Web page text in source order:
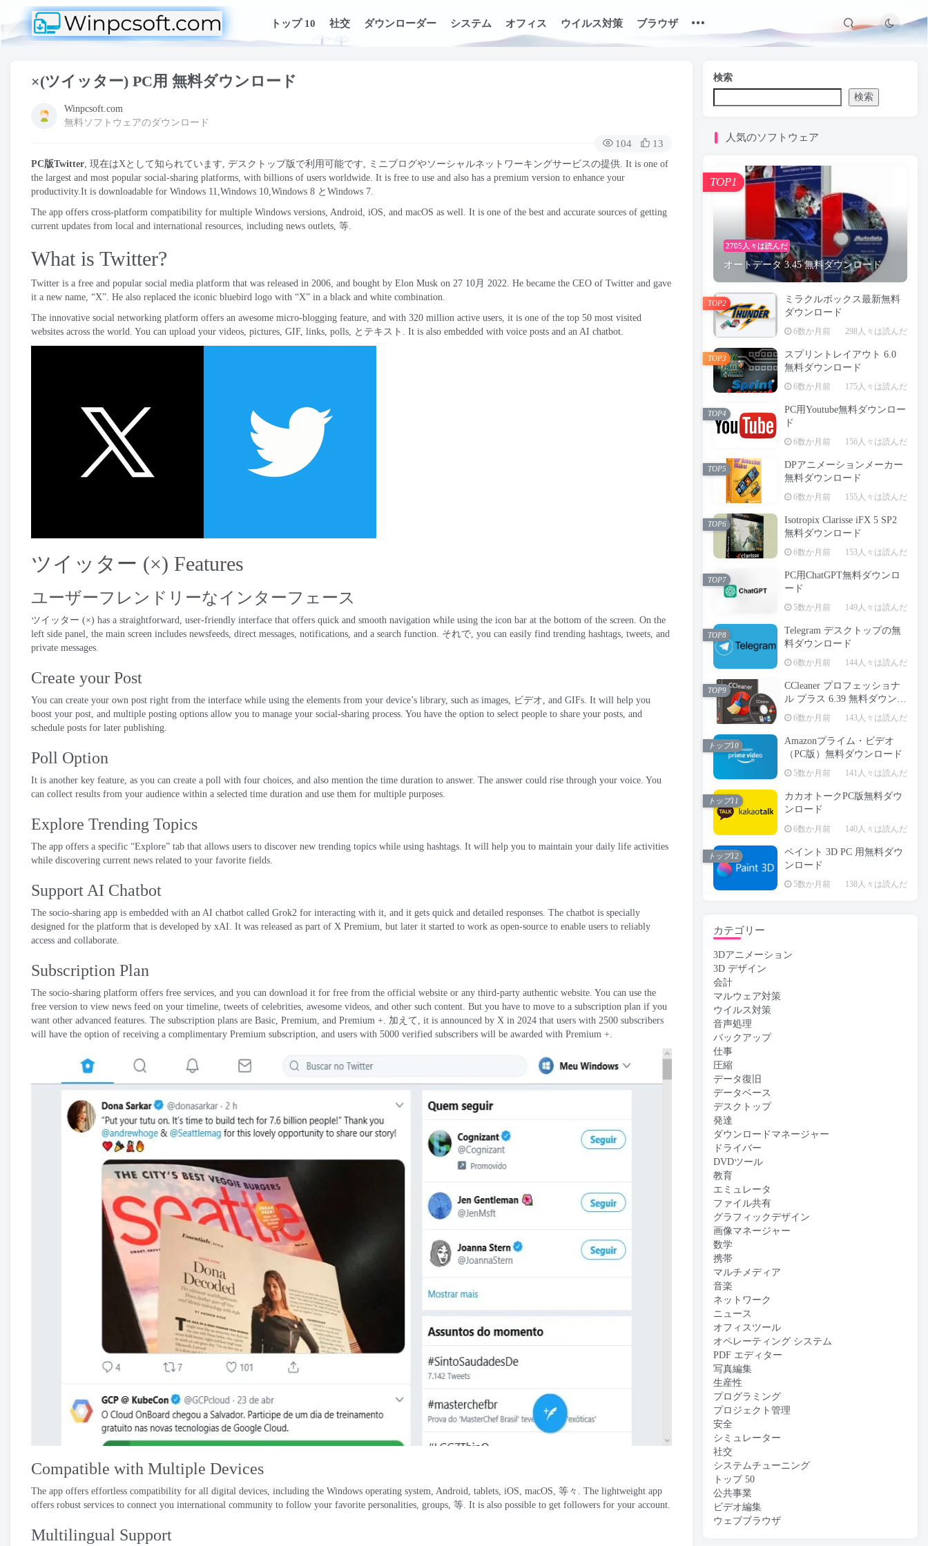
トップ 10 社交 ダウンローダー システム オフィス ウイルス対策 ブラウザ
×(ツイッター) PC用 無料ダウンロード
Winpcsoft.com
無料ソフトウェアのダウンロード
104 13
PC版Twitter, 現在はXとして知られています, デスクトップ版で利用可能です, ミニブログやソーシャルネットワーキングサービスの提供. It is one of
the largest and most popular social-sharing platforms, with billions of users worldwide. It is free to use and also has a premium version to enhance your
productivity.It is downloadable for Windows 11,Windows 10,Windows 8 とWindows 7.
The app offers cross-platform compatibility for multiple Windows versions, Android, iOS, and macOS as well. It is one of the best and accurate sources of getting
current updates from local and international resources, including news outlets, 等.
What is Twitter?
Twitter is a free and popular social media platform that was released in 2006, and bought by Elon Musk on 27 10月 2022. He became the CEO of Twitter and gave
it a new name, “X”. He also replaced the iconic bluebird logo with “X” in a black and white combination.
The innovative social networking platform offers an awesome micro-blogging feature, and with 320 million active users, it is one of the top 50 most visited
websites across the world. You can upload your videos, pictures, GIF, links, polls, とテキスト. It is also embedded with voice posts and an AI chatbot.
ツイッター (×) Features
ユーザーフレンドリーなインターフェース
ツイッター (×) has a straightforward, user-friendly interface that offers quick and smooth navigation while using the icon bar at the bottom of the screen. On the
left side panel, the main screen includes newsfeeds, direct messages, notifications, and a search function. それで, you can easily find trending hashtags, tweets, and
private messages.
Create your Post
You can create your own post right from the interface while using the elements from your device’s library, such as images, ビデオ, and GIFs. It will help you
boost your post, and multiple posting options allow you to manage your social-sharing process. You have the option to select people to share your posts, and
schedule posts for later publishing.
Poll Option
It is another key feature, as you can create a poll with four choices, and also mention the time duration to answer. The answer could rise through your voice. You
can collect results from your audience within a selected time duration and use them for multiple purposes.
Explore Trending Topics
The app offers a specific “Explore” tab that allows users to discover new trending topics while using hashtags. It will help you to maintain your daily life activities
while discovering current news related to your favorite fields.
Support AI Chatbot
The socio-sharing app is embedded with an AI chatbot called Grok2 for interacting with it, and it gets quick and detailed responses. The chatbot is specially
designed for the platform that is developed by xAI. It was released as part of X Premium, but later it started to work as open-source to enable users to reliably
access and collaborate.
Subscription Plan
The socio-sharing platform offers free services, and you can download it for free from the official website or any third-party authentic website. You can use the
free version to view news feed on your timeline, tweets of celebrities, awesome videos, and other such content. But you have to move to a subscription plan if you
want other advanced features. The subscription plans are Basic, Premium, and Premium +. 加えて, it is announced by X in 2024 that users with 2500 subscribers
will have the option of receiving a complimentary Premium subscription, and users with 5000 verified subscribers will be awarded with Premium +.
Compatible with Multiple Devices
The app offers effortless compatibility for all digital devices, including the Windows operating system, Android, tablets, iOS, macOS, 等々. The lightweight app
offers robust services to connect you international community to follow your favorite personalities, groups, 等. It is also possible to get followers for your account.
Multilingual Support
検索
検索
人気のソフトウェア
2705人々は読んだ
オートデータ 3.45 無料ダウンロード
TOP1
ミラクルボックス最新無料
ダウンロード
6数か月前 298人々は読んだ
TOP2
スプリントレイアウト 6.0
無料ダウンロード
6数か月前 175人々は読んだ
TOP3
PC用Youtube無料ダウンロー
ド
6数か月前 156人々は読んだ
TOP4
DPアニメーションメーカー
無料ダウンロード
6数か月前 155人々は読んだ
TOP5
Isotropix Clarisse iFX 5 SP2
無料ダウンロード
6数か月前 153人々は読んだ
TOP6
PC用ChatGPT無料ダウンロ
ード
5数か月前 149人々は読んだ
TOP7
Telegram デスクトップの無
料ダウンロード
6数か月前 144人々は読んだ
TOP8
CCleaner プロフェッショナ
ル プラス 6.39 無料ダウンロ
ード
6数か月前 143人々は読んだ
TOP9
Amazonプライム・ビデオ
（PC版）無料ダウンロード
5数か月前 141人々は読んだ
トップ10
カカオトークPC版無料ダウ
ンロード
6数か月前 140人々は読んだ
トップ11
ペイント 3D PC 用無料ダウ
ンロード
5数か月前 138人々は読んだ
トップ12
カテゴリー
3Dアニメーション
3D デザイン
会計
マルウェア対策
ウイルス対策
音声処理
バックアップ
仕事
圧縮
データ復旧
データベース
デスクトップ
発達
ダウンロードマネージャー
ドライバー
DVDツール
教育
エミュレータ
ファイル共有
グラフィックデザイン
画像マネージャー
数学
携帯
マルチメディア
音楽
ネットワーク
ニュース
オフィスツール
オペレーティング システム
PDF エディター
写真編集
生産性
プログラミング
プロジェクト管理
安全
シミュレーター
社交
システムチューニング
トップ 50
公共事業
ビデオ編集
ウェブブラウザ